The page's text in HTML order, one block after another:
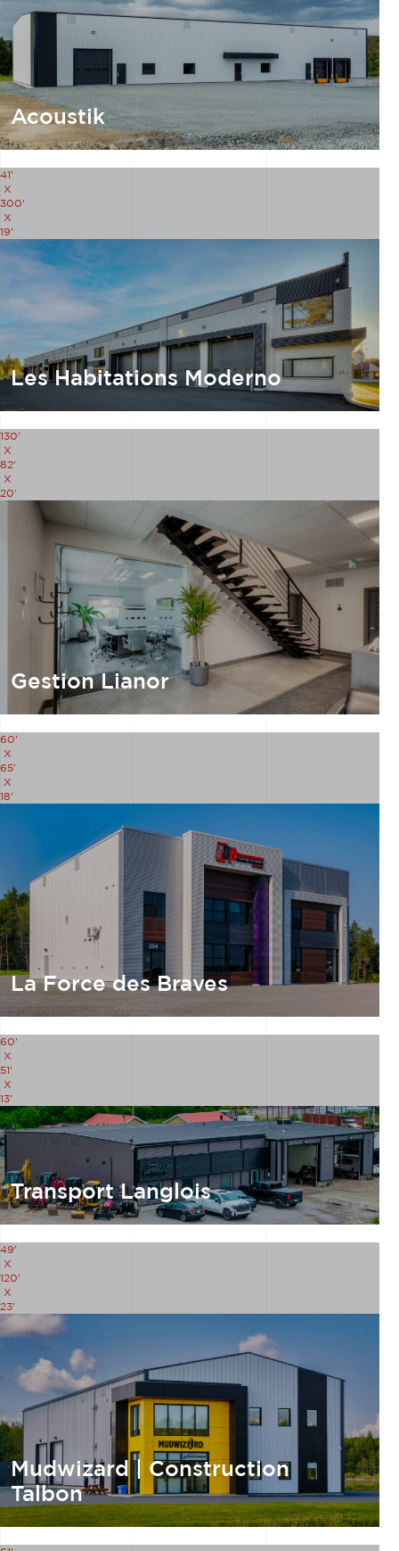
Acoustik
41'
X
300'
X
19'
Les Habitations Moderno
130'
X
82'
X
20'
Gestion Lianor
60'
X
65'
X
18'
La Force des Braves
60'
X
51'
X
13'
Transport Langlois
49'
X
120'
X
23'
Mudwizard | Construction
Talbon